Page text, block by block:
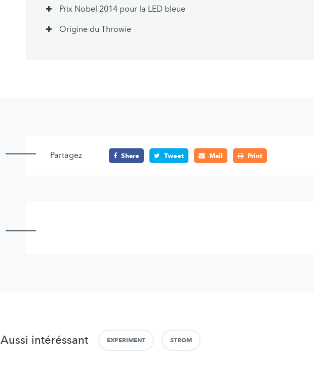
Prix Nobel 2014 pour la LED bleue
Origine du Throwie
Partagez Share Tweet Mail Print
Aussi intéréssant EXPERIMENT STROM